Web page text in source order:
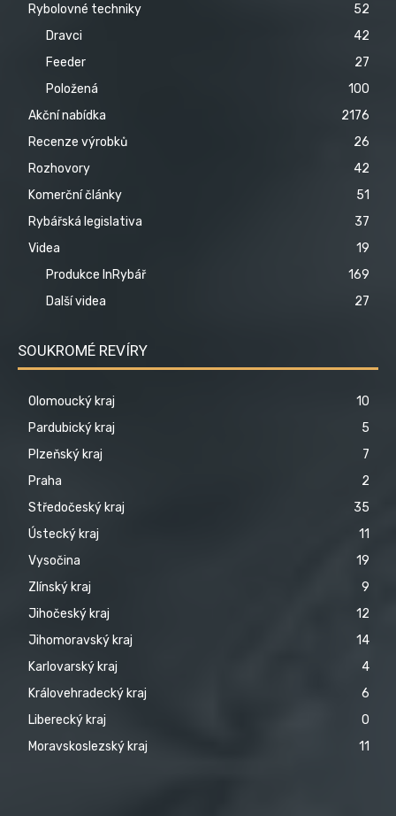
Rybolovné techniky
52
Dravci
42
Feeder
27
Položená
100
Akční nabídka
2176
Recenze výrobků
26
Rozhovory
42
Komerční články
51
Rybářská legislativa
37
Videa
19
Produkce InRybář
169
Další videa
27
SOUKROMÉ REVÍRY
Olomoucký kraj
10
Pardubický kraj
5
Plzeňský kraj
7
Praha
2
Středočeský kraj
35
Ústecký kraj
11
Vysočina
19
Zlínský kraj
9
Jihočeský kraj
12
Jihomoravský kraj
14
Karlovarský kraj
4
Královehradecký kraj
6
Liberecký kraj
0
Moravskoslezský kraj
11